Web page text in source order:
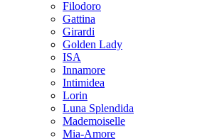
Filodoro
Gattina
Girardi
Golden Lady
ISA
Innamore
Intimidea
Lorin
Luna Splendida
Mademoiselle
Mia-Amore